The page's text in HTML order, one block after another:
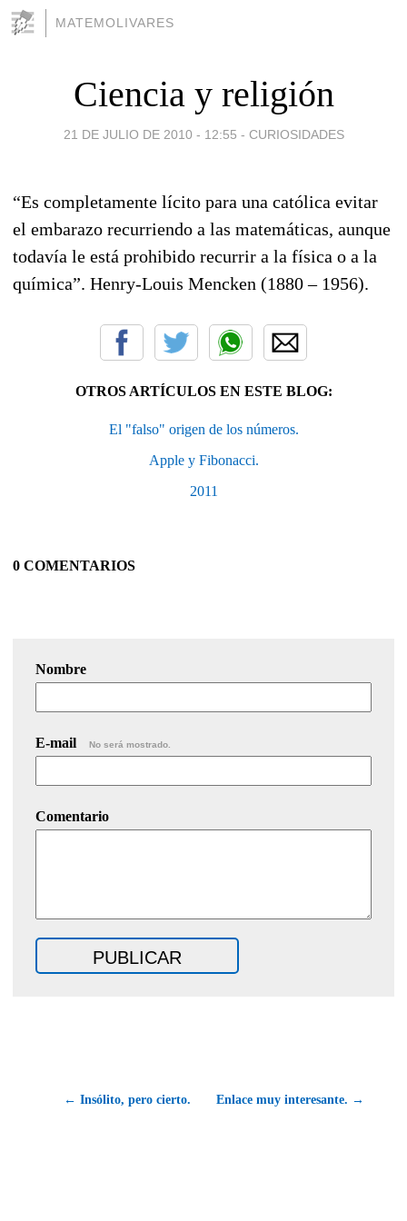
MATEMOLIVARES
Ciencia y religión
21 DE JULIO DE 2010 - 12:55 - CURIOSIDADES
“Es completamente lícito para una católica evitar
el embarazo recurriendo a las matemáticas, aunque
todavía le está prohibido recurrir a la física o a la
química”. Henry-Louis Mencken (1880 – 1956).
OTROS ARTÍCULOS EN ESTE BLOG:
El "falso" origen de los números.
Apple y Fibonacci.
2011
0 COMENTARIOS
Nombre
E-mail No será mostrado.
Comentario
← Insólito, pero cierto. Enlace muy interesante. →